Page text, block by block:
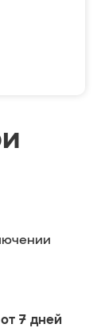
от 7 дней